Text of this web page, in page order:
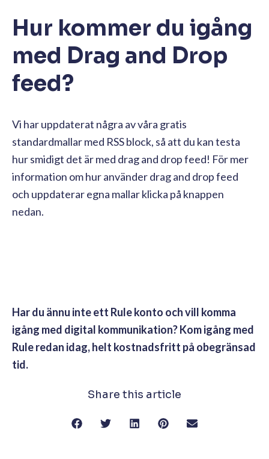
Hur kommer du igång
med Drag and Drop
feed?
Vi har uppdaterat några av våra gratis
standardmallar med RSS block, så att du kan testa
hur smidigt det är med drag and drop feed! För mer
information om hur använder drag and drop feed
och uppdaterar egna mallar klicka på knappen
nedan.
Har du ännu inte ett Rule konto och vill komma
igång med digital kommunikation? Kom igång med
Rule redan idag, helt kostnadsfritt på obegränsad
tid.
Share this article